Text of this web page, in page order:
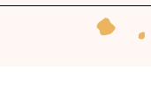
vi finns här för dig